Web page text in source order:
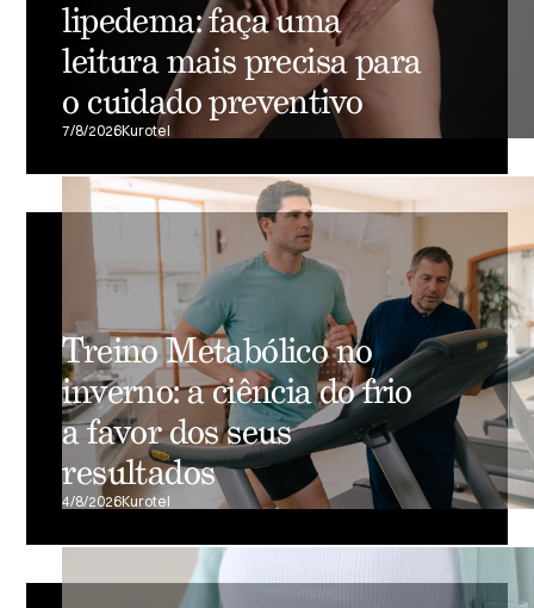
lipedema: faça uma
leitura mais precisa para
o cuidado preventivo
7/8/2026Kurotel
Treino Metabólico no
inverno: a ciência do frio
a favor dos seus
resultados
4/8/2026Kurotel